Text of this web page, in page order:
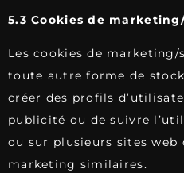
5.3 Cookies de
Les cookies de
toute autre forme de
créer des profils
publicité ou de suivre
ou sur plusieurs sites web
marketing similaires.